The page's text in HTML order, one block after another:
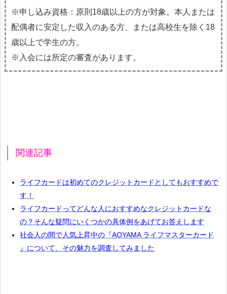
※申し込み資格：原則18歳以上の方が対象。本人または
配偶者に安定した収入のある方、または高校生を除く18
歳以上で学生の方。
※入会には所定の審査があります。
関連記事
ライフカードは初めてのクレジットカードとしてもおすすめで
す！
ライフカードってどんな人におすすめなクレジットカードな
の？そんな疑問にいくつかの具体例をあげてお答えします
社会人の間で人気上昇中の『AOYAMA ライフマスターカード
』について、その魅力を調査してみました